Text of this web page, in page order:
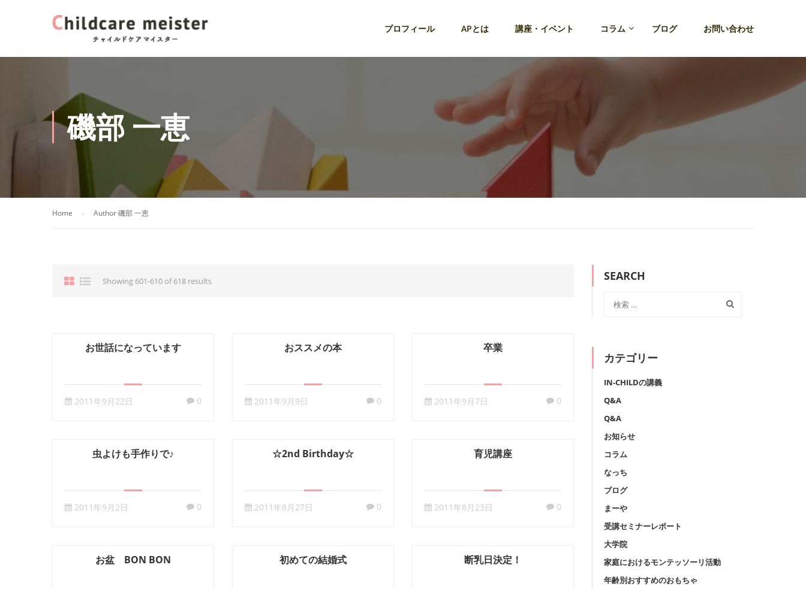
プロフィール APとは 講座・イベント コラム ブログ お問い合わせ
磯部 一恵
Home Author 磯部 一恵
Showing 601-610 of 618 results
お世話になっています
2011年9月22日 0
おススメの本
2011年9月9日 0
卒業
2011年9月7日 0
虫よけも手作りで♪
2011年9月2日 0
☆2nd Birthday☆
2011年8月27日 0
育児講座
2011年8月23日 0
お盆 BON BON 初めての結婚式 断乳日決定！
SEARCH
カテゴリー
IN-CHILDの講義
Q&A
Q&A
お知らせ
コラム
なっち
ブログ
まーや
受講セミナーレポート
大学院
家庭におけるモンテッソーリ活動
年齢別おすすめのおもちゃ